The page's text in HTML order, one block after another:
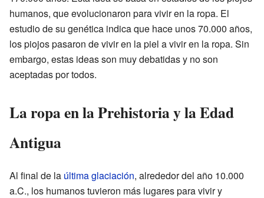
humanos, que evolucionaron para vivir en la ropa. El
estudio de su genética indica que hace unos 70.000 años,
los piojos pasaron de vivir en la piel a vivir en la ropa. Sin
embargo, estas ideas son muy debatidas y no son
aceptadas por todos.
La ropa en la Prehistoria y la Edad
Antigua
Al final de la última glaciación, alrededor del año 10.000
a.C., los humanos tuvieron más lugares para vivir y